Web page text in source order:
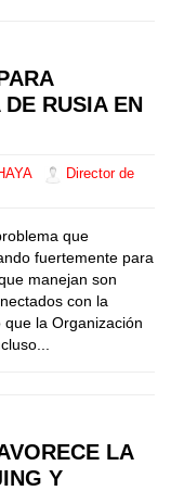
RUSIA EN
Director de
que
fuertemente para
manejan son
con la
la Organización
LA
Y